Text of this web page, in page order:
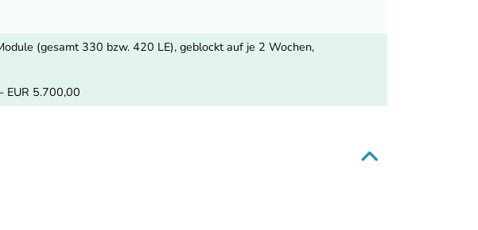
(gesamt 330 bzw. 420 LE), geblockt auf je 2 Wochen,
EUR 5.700,00